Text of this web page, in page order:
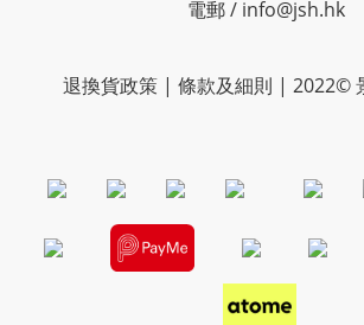
電郵 / info@jsh.hk
退換貨政策 | 條款及細則 | 2022©